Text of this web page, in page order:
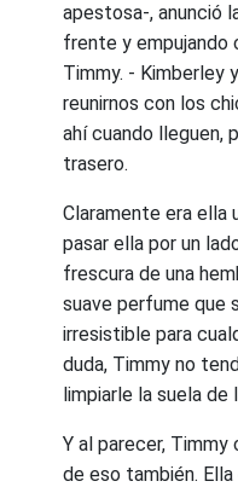
apestosa-, anunció
frente y empujando
Timmy. - Kimberley
reunirnos con los
ahí cuando lleguen,
trasero.
Claramente era ella
pasar ella por un
frescura de una
suave perfume que
irresistible para
duda, Timmy no
limpiarle la suela de
Y al parecer,
de eso también.